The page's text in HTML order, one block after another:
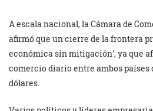
A escala nacional, la Cámara de
afirmó que un cierre de la frontera
económica sin mitigación , ya que
comercio diario entre ambos países
dólares.